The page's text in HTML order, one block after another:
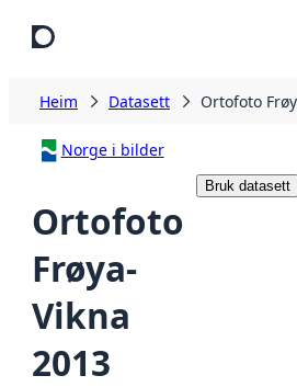
Heim Datasett Ortofoto
Norge i bilder
Ortofoto
Frøya-
Vikna
2013
Bruk datasett